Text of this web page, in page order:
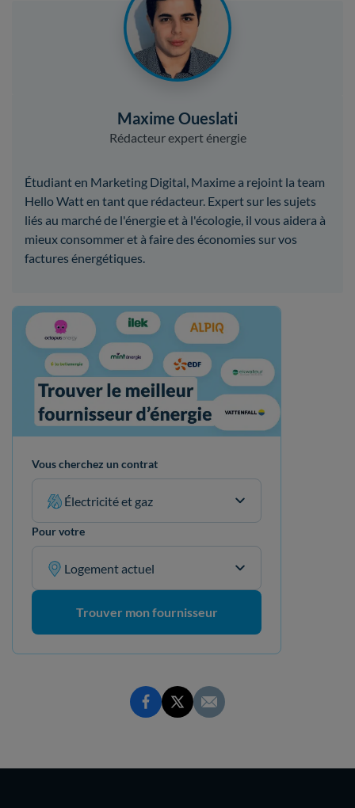
Vous cherchez un contrat
Électricité et gaz
Pour votre
Logement actuel
Trouver mon fournisseur
Maxime Oueslati
Rédacteur expert énergie
Étudiant en Marketing Digital, Maxime a rejoint la team
Hello Watt en tant que rédacteur. Expert sur les sujets
liés au marché de l'énergie et à l'écologie, il vous aidera à
mieux consommer et à faire des économies sur vos
factures énergétiques.